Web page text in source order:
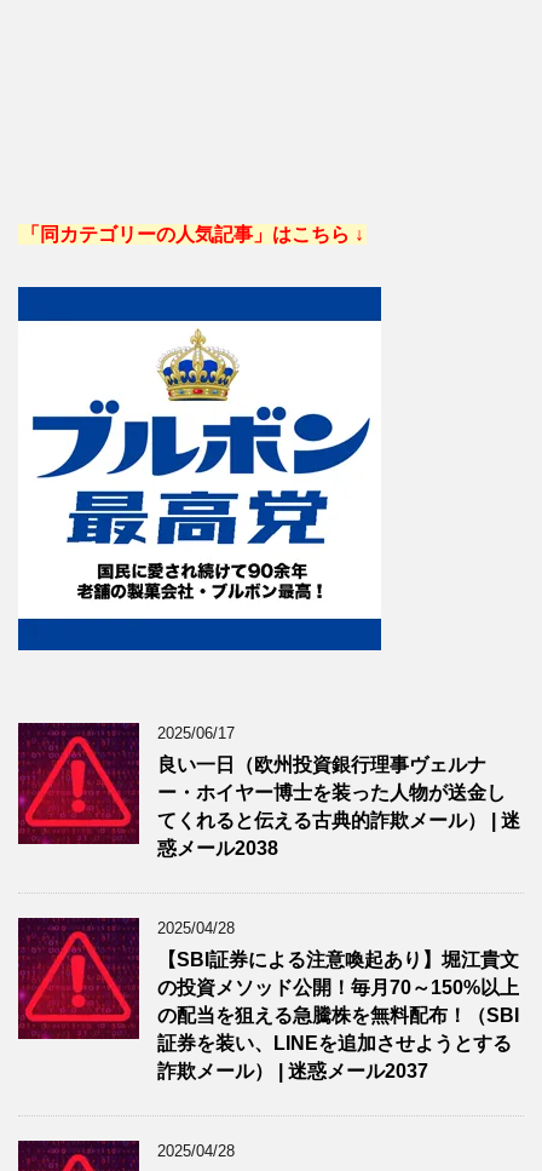
「同カテゴリーの人気記事」はこちら ↓
2025/06/17
良い一日（欧州投資銀行理事ヴェルナ
ー・ホイヤー博士を装った人物が送金し
てくれると伝える古典的詐欺メール） | 迷
惑メール2038
2025/04/28
【SBI証券による注意喚起あり】堀江貴文
の投資メソッド公開！毎月70～150%以上
の配当を狙える急騰株を無料配布！（SBI
証券を装い、LINEを追加させようとする
詐欺メール） | 迷惑メール2037
2025/04/28